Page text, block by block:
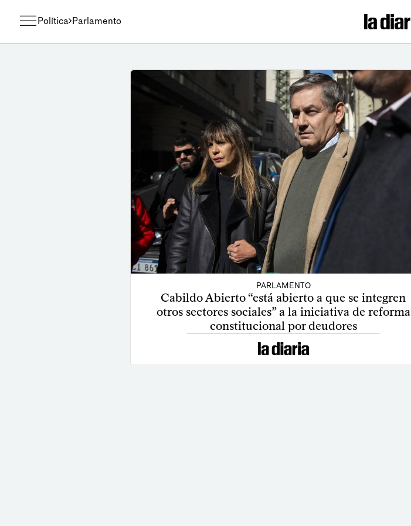
Política Parlamento
PARLAMENTO
Cabildo Abierto “está abierto a que se integren
otros sectores sociales” a la iniciativa de reforma
constitucional por deudores